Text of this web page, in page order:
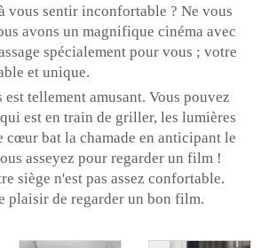
vous sentir inconfortable ? Ne vous
avons un magnifique cinéma avec
spécialement pour vous ; votre
et unique.
tellement amusant. Vous pouvez
est en train de griller, les lumières
cœur bat la chamade en anticipant le
asseyez pour regarder un film !
siège n'est pas assez confortable.
plaisir de regarder un bon film.